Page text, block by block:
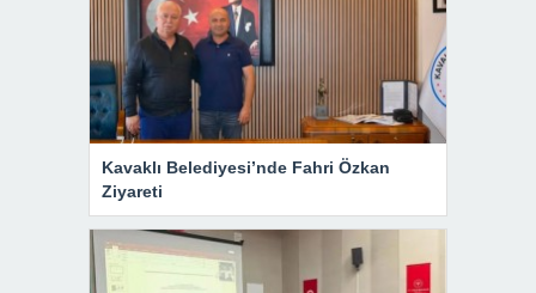
Kavaklı Belediyesi’nde Fahri Özkan
Ziyareti